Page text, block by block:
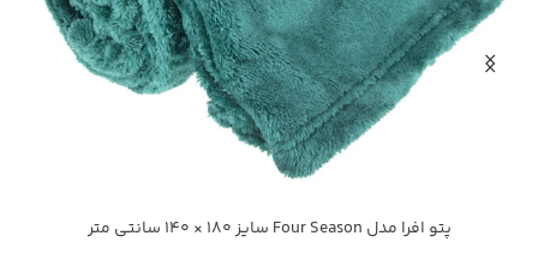
سدری
پتو افرا مدل Four Season سایز 180 × 140 سانتی متر